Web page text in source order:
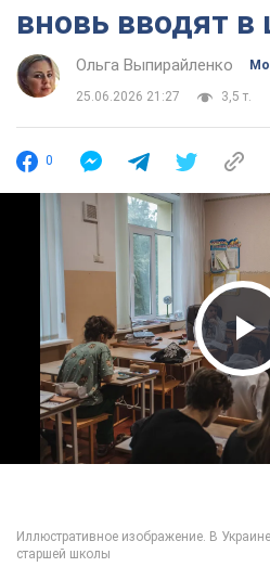
вновь вводят в
Ольга Выпирайленко
25.06.2026 21:27 3,5 т.
0